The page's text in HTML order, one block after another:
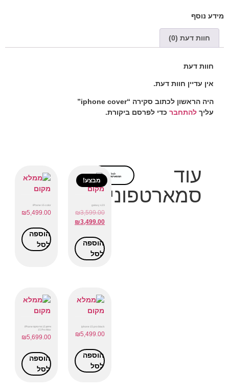
מידע נוסף
חוות דעת (0)
חוות דעת
אין עדיין חוות דעת.
היה הראשון לכתוב סקירה “iphone cover”
עליך להתחבר כדי לפרסם ביקורת.
עוד
סמארטפונים
לכל
הסמארטפונים
מבצע!
galaxy s23
₪3,599.00
₪3,499.00
הוספה
לסל
iPhone 15 color
₪5,499.00
הוספה
לסל
iphone 15 pro black
₪5,499.00
הוספה
לסל
אייפון 15 פרו מקס iPhone
15 Pro Max
₪5,699.00
הוספה
לסל